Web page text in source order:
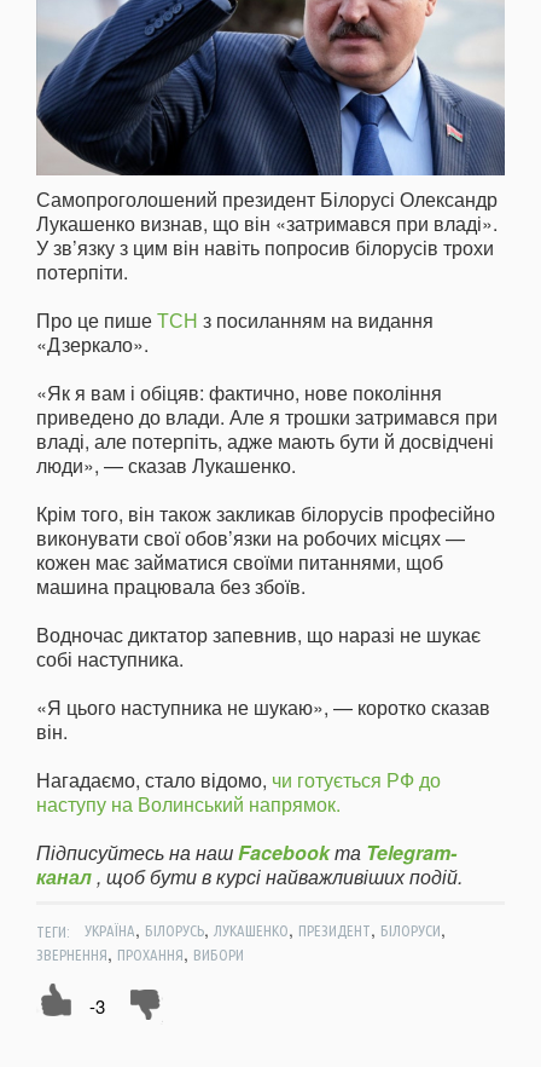
Самопроголошений президент Білорусі Олександр
Лукашенко визнав, що він «затримався при владі».
У зв’язку з цим він навіть попросив білорусів трохи
потерпіти.
Про це пишеТСН з посиланням на видання
«Дзеркало».
«Як я вам і обіцяв: фактично, нове покоління
приведено до влади. Але я трошки затримався при
владі, але потерпіть, адже мають бути й досвідчені
люди», — сказав Лукашенко.
Крім того, він також закликав білорусів професійно
виконувати свої обов’язки на робочих місцях —
кожен має займатися своїми питаннями, щоб
машина працювала без збоїв.
Водночас диктатор запевнив, що наразі не шукає
собі наступника.
«Я цього наступника не шукаю», — коротко сказав
він.
Нагадаємо, стало відомо, чи готується РФ до
наступу на Волинський напрямок.
Підписуйтесь на нашFacebookта Telegram-
канал, щоб бути в курсі найважливіших подій.
ТЕГИ: УКРАЇНА, БІЛОРУСЬ, ЛУКАШЕНКО, ПРЕЗИДЕНТ, БІЛОРУСИ,
ЗВЕРНЕННЯ, ПРОХАННЯ, ВИБОРИ
-3